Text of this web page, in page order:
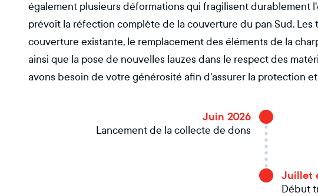
également plusieurs déformations qui fragilisent durablement
prévoit la réfection complète de la couverture du pan Sud. Les
couverture existante, le remplacement des éléments de la
ainsi que la pose de nouvelles lauzes dans le respect des
avons besoin de votre générosité afin d'assurer la protection
Juin 2026
Lancement de la collecte de dons
Juillet
Début